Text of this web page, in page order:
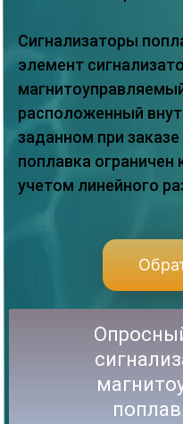
Сигнализаторы
элемент
расположенный
заданном при
поплавка ограничен
учетом линейного